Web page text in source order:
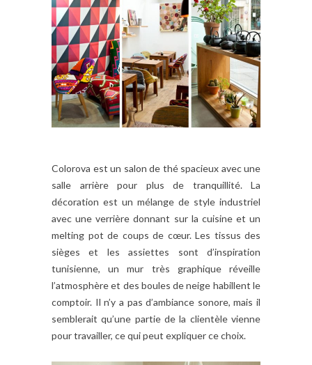
Colorova est un salon de thé spacieux avec une
salle arrière pour plus de tranquillité. La
décoration est un mélange de style industriel
avec une verrière donnant sur la cuisine et un
melting pot de coups de cœur. Les tissus des
sièges et les assiettes sont d’inspiration
tunisienne, un mur très graphique réveille
l’atmosphère et des boules de neige habillent le
comptoir. Il n’y a pas d’ambiance sonore, mais il
semblerait qu’une partie de la clientèle vienne
pour travailler, ce qui peut expliquer ce choix.